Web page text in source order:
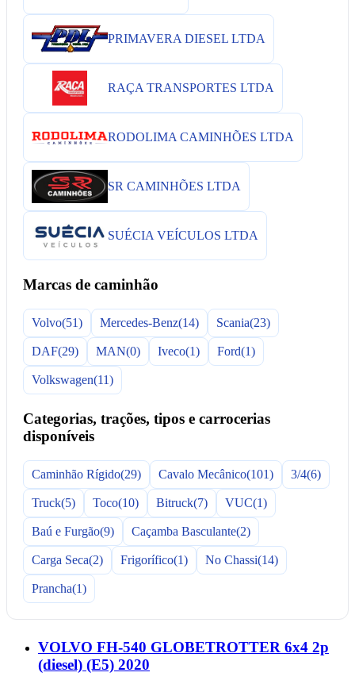
PRIMAVERA DIESEL LTDA
RAÇA TRANSPORTES LTDA
RODOLIMA CAMINHÕES LTDA
SR CAMINHÕES LTDA
SUÉCIA VEÍCULOS LTDA
Marcas de caminhão
Volvo(51) Mercedes-Benz(14) Scania(23)
DAF(29) MAN(0) Iveco(1) Ford(1)
Volkswagen(11)
Categorias, trações, tipos e carrocerias
disponíveis
Caminhão Rígido(29) Cavalo Mecânico(101) 3/4(6)
Truck(5) Toco(10) Bitruck(7) VUC(1)
Baú e Furgão(9) Caçamba Basculante(2)
Carga Seca(2) Frigorífico(1) No Chassi(14)
Prancha(1)
VOLVO FH-540 GLOBETROTTER 6x4 2p
(diesel) (E5) 2020